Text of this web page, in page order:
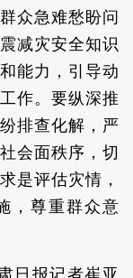
众急难愁盼问
减灾安全知识
能力，引导动
作。要纵深推
排查化解，严
会面秩序，切
是评估灾情，
，尊重群众意
日报记者崔亚